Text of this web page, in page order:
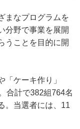
まなプログラムを
分野で事業を展開
うことを目的に開
ケーキ作り」
合計で382組764名
。当選者には、11